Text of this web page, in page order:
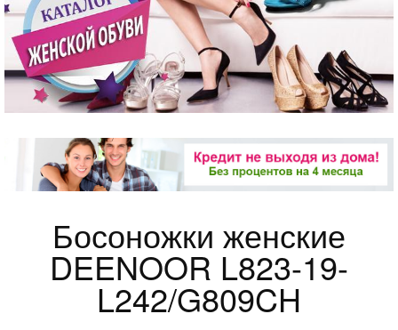
Босоножки женские
DEENOOR L823-19-
L242/G809CH